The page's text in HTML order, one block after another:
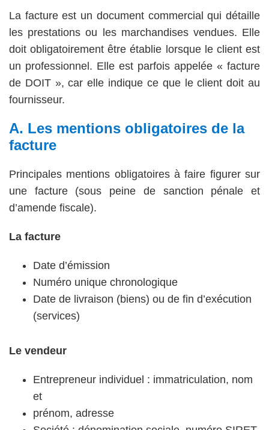
La facture est un document commercial qui détaille
les prestations ou les marchandises vendues. Elle
doit obligatoirement être établie lorsque le client est
un professionnel. Elle est parfois appelée « facture
de DOIT », car elle indique ce que le client doit au
fournisseur.
A. Les mentions obligatoires de la
facture
Principales mentions obligatoires à faire figurer sur
une facture (sous peine de sanction pénale et
d’amende fiscale).
La facture
Date d’émission
Numéro unique chronologique
Date de livraison (biens) ou de fin d’exécution
(services)
Le vendeur
Entrepreneur individuel : immatriculation, nom
et
prénom, adresse